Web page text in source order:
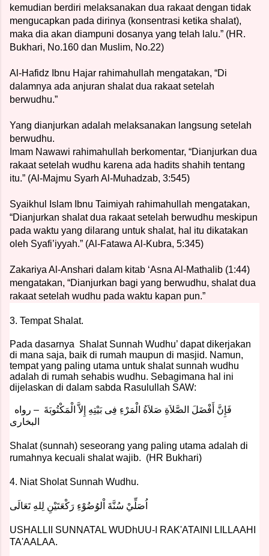
kemudian berdiri melaksanakan dua rakaat dengan tidak
mengucapkan pada dirinya (konsentrasi ketika shalat),
maka dia akan diampuni dosanya yang telah lalu.” (HR.
Bukhari, No.160 dan Muslim, No.22)
Al-Hafidz Ibnu Hajar rahimahullah mengatakan, “Di
dalamnya ada anjuran shalat dua rakaat setelah
berwudhu.”
Yang dianjurkan adalah melaksanakan langsung setelah
berwudhu.
Imam Nawawi rahimahullah berkomentar, “Dianjurkan dua
rakaat setelah wudhu karena ada hadits shahih tentang
itu.” (Al-Majmu Syarh Al-Muhadzab, 3:545)
Syaikhul Islam Ibnu Taimiyah rahimahullah mengatakan,
“Dianjurkan shalat dua rakaat setelah berwudhu meskipun
pada waktu yang dilarang untuk shalat, hal itu dikatakan
oleh Syafi’iyyah.” (Al-Fatawa Al-Kubra, 5:345)
Zakariya Al-Anshari dalam kitab ‘Asna Al-Mathalib (1:44)
mengatakan, “Dianjurkan bagi yang berwudhu, shalat dua
rakaat setelah wudhu pada waktu kapan pun.”
3. Tempat Shalat.
Pada dasarnya Shalat Sunnah Wudhu’ dapat dikerjakan
di mana saja, baik di rumah maupun di masjid. Namun,
tempat yang paling utama untuk shalat sunnah wudhu
adalah di rumah sehabis wudhu. Sebagimana hal ini
dijelaskan di dalam sabda Rasulullah SAW:
فَإِنَّ أَفْضَلَ الصَّلاَةِ صَلاَةُ الْمَرْءِ فِى بَيْتِهِ إِلاَّ الْمَكْتُوبَةَ – رواه
البخارى
Shalat (sunnah) seseorang yang paling utama adalah di
rumahnya kecuali shalat wajib. (HR Bukhari)
4. Niat Sholat Sunnah Wudhu.
اُصَلِّيْ سُنَّةَ اْلوُضُوْءِ رَكْعَتَيْنِ لِلهِ تَعَالَى
USHALLII SUNNATAL WUDhUU-I RAK'ATAINI LILLAAHI
TA'AALAA.